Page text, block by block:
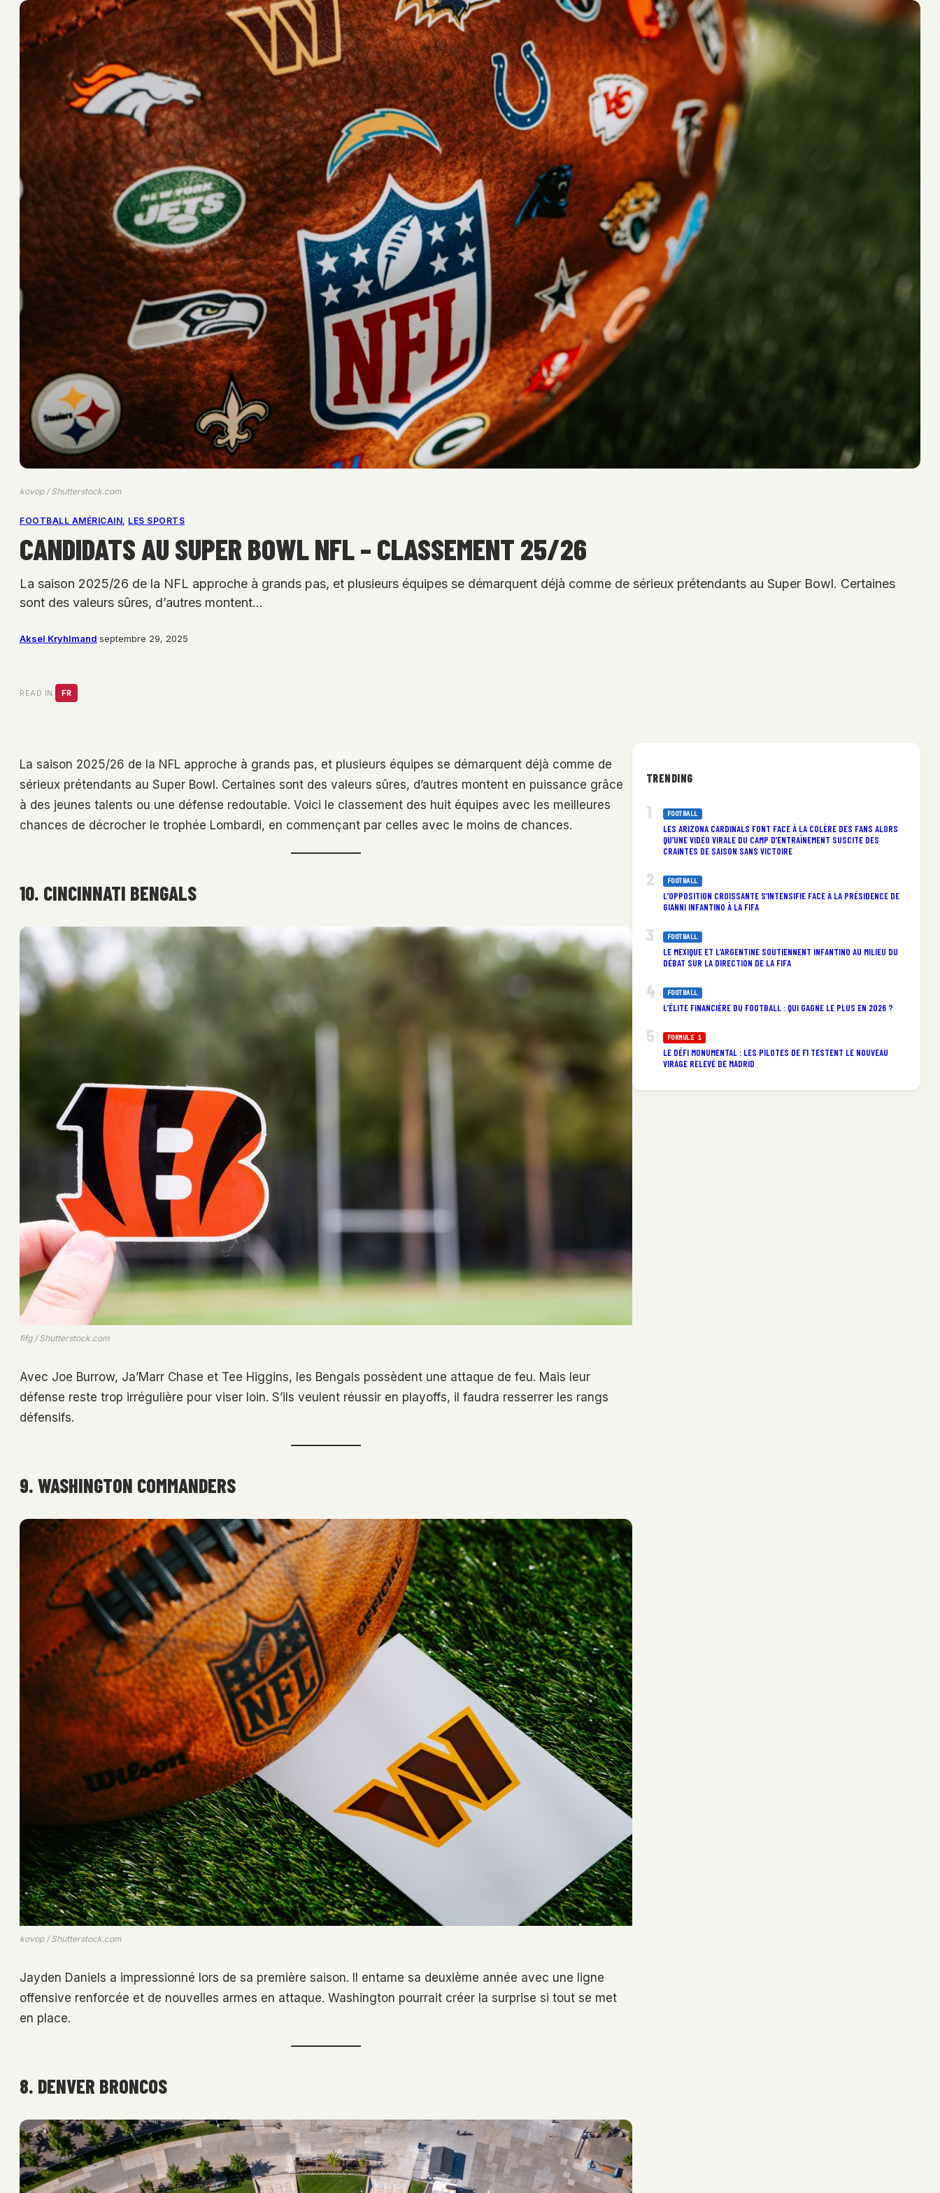
kovop / Shutterstock.com
FOOTBALL AMÉRICAIN, LES SPORTS
CANDIDATS AU SUPER BOWL NFL – CLASSEMENT 25/26
La saison 2025/26 de la NFL approche à grands pas, et plusieurs équipes se démarquent déjà comme de sérieux prétendants au Super Bowl. Certaines
sont des valeurs sûres, d’autres montent…
Aksel Kryhlmand·septembre 29, 2025
READ IN: FR
La saison 2025/26 de la NFL approche à grands pas, et plusieurs équipes se démarquent déjà comme de
sérieux prétendants au Super Bowl. Certaines sont des valeurs sûres, d’autres montent en puissance grâce
à des jeunes talents ou une défense redoutable. Voici le classement des huit équipes avec les meilleures
chances de décrocher le trophée Lombardi, en commençant par celles avec le moins de chances.
10. CINCINNATI BENGALS
fifg / Shutterstock.com
Avec Joe Burrow, Ja’Marr Chase et Tee Higgins, les Bengals possèdent une attaque de feu. Mais leur
défense reste trop irrégulière pour viser loin. S’ils veulent réussir en playoffs, il faudra resserrer les rangs
défensifs.
9. WASHINGTON COMMANDERS
kovop / Shutterstock.com
Jayden Daniels a impressionné lors de sa première saison. Il entame sa deuxième année avec une ligne
offensive renforcée et de nouvelles armes en attaque. Washington pourrait créer la surprise si tout se met
en place.
8. DENVER BRONCOS
TRENDING
FOOTBALL
LES ARIZONA CARDINALS FONT FACE À LA COLÈRE DES FANS ALORS
QU’UNE VIDÉO VIRALE DU CAMP D’ENTRAÎNEMENT SUSCITE DES
CRAINTES DE SAISON SANS VICTOIRE
FOOTBALL
L’OPPOSITION CROISSANTE S’INTENSIFIE FACE À LA PRÉSIDENCE DE
GIANNI INFANTINO À LA FIFA
FOOTBALL
LE MEXIQUE ET L’ARGENTINE SOUTIENNENT INFANTINO AU MILIEU DU
DÉBAT SUR LA DIRECTION DE LA FIFA
FOOTBALL
L’ÉLITE FINANCIÈRE DU FOOTBALL : QUI GAGNE LE PLUS EN 2026 ?
FORMULE 1
LE DÉFI MONUMENTAL : LES PILOTES DE F1 TESTENT LE NOUVEAU
VIRAGE RELEVÉ DE MADRID